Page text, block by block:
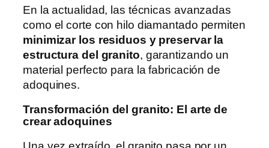
En la actualidad, las técnicas avanzadas
como el corte con hilo diamantado permiten
minimizar los residuos y preservar la
estructura del granito, garantizando un
material perfecto para la fabricación de
adoquines.
Transformación del granito: El arte de
crear adoquines